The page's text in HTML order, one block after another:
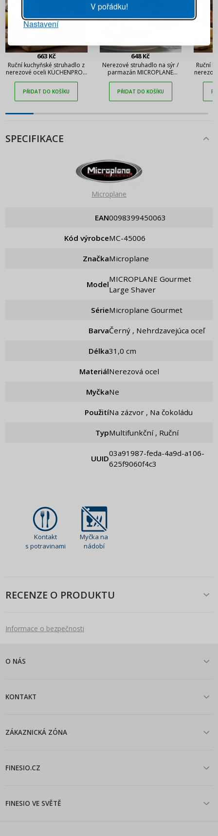
V pořádku!
Nastavení
663 Kč
Ruční kuchyňské struhadlo z
nerezové oceli KÜCHENPROFI
PŘIDAT DO KOŠÍKU
648 Kč
Nerezové struhadlo na sýr /
parmazán MICROPLANE
PŘIDAT DO KOŠÍKU
Ruční
SPECIFIKACE
Microplane
EAN 0098399450063
Kód výrobce MC-45006
Značka Microplane
Model
MICROPLANE Gourmet
Large Shaver
Série Microplane Gourmet
Barva Černý , Nehrdzavejúca oceľ
Délka 31,0 cm
Materiál Nerezová ocel
Myčka Ne
Použití Na zázvor , Na čokoládu
Typ Multifunkční , Ruční
UUID
03a91987-feda-4a9d-a106-
625f9060f4c3
Kontakt
s potravinami
Myčka na
nádobí
RECENZE O PRODUKTU
Informace o bezpečnosti
O NÁS
KONTAKT
ZÁKAZNICKÁ ZÓNA
FINESIO.CZ
FINESIO VE SVĚTĚ
PŘIHLÁSIT SE
Připomenutí hesla